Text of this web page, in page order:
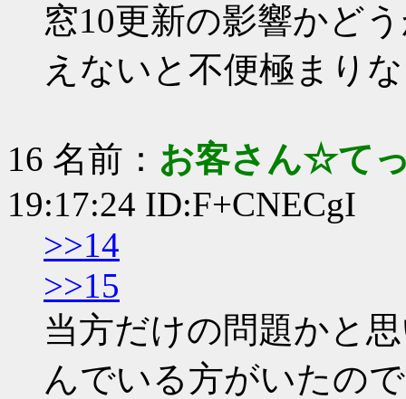
窓10更新の影響かど
えないと不便極まり
16 名前： お客さん☆て
19:17:24 ID:F+CNECgI
>>14
>>15
当方だけの問題かと
んでいる方がいたの